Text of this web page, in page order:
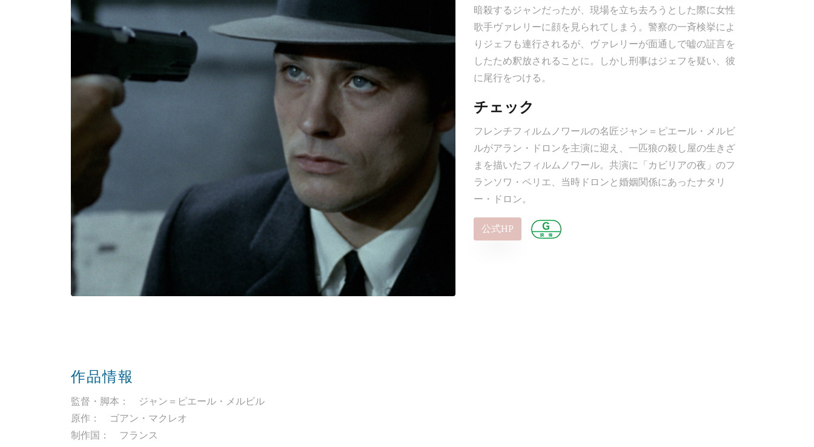
暗殺するジャンだったが、現場を立ち去ろうとした際に女性
歌手ヴァレリーに顔を見られてしまう。警察の一斉検挙によ
りジェフも連行されるが、ヴァレリーが面通しで嘘の証言を
したため釈放されることに。しかし刑事はジェフを疑い、彼
に尾行をつける。
チェック
フレンチフィルムノワールの名匠ジャン＝ピエール・メルビ
ルがアラン・ドロンを主演に迎え、一匹狼の殺し屋の生きざ
まを描いたフィルムノワール。共演に「カビリアの夜」のフ
ランソワ・ペリエ、当時ドロンと婚姻関係にあったナタリ
ー・ドロン。
公式HP
作品情報
監督・脚本： ジャン＝ピエール・メルビル
原作： ゴアン・マクレオ
制作国： フランス